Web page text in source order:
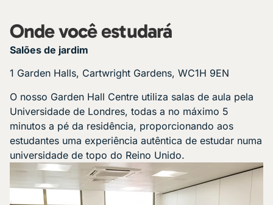
Onde você estudará
Salões de jardim
1 Garden Halls, Cartwright Gardens, WC1H 9EN
O nosso Garden Hall Centre utiliza salas de aula pela
Universidade de Londres, todas a no máximo 5
minutos a pé da residência, proporcionando aos
estudantes uma experiência autêntica de estudar numa
universidade de topo do Reino Unido.